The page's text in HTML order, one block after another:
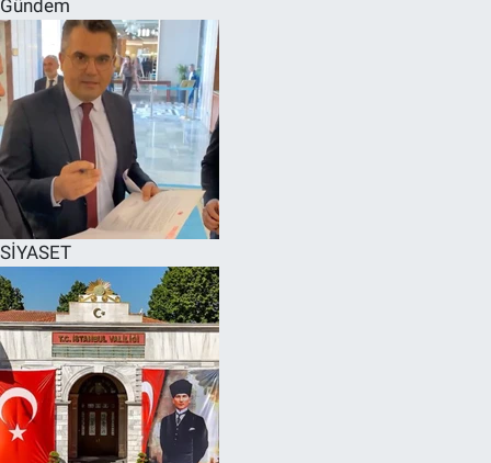
Gündem
SİYASET
SPOR
RESMİ İLANLAR